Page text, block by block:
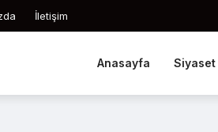
İletişim
Anasayfa Siyaset